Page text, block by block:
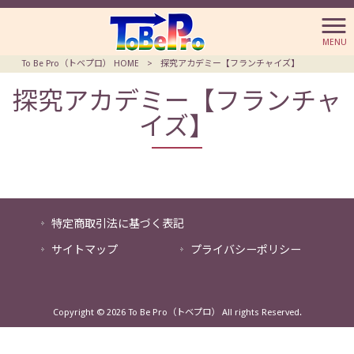
MENU
To Be Pro（トベプロ） HOME > 探究アカデミー【フランチャイズ】
探究アカデミー【フランチャ
イズ】
特定商取引法に基づく表記
サイトマップ プライバシーポリシー
Copyright © 2026 To Be Pro（トベプロ） All rights Reserved.